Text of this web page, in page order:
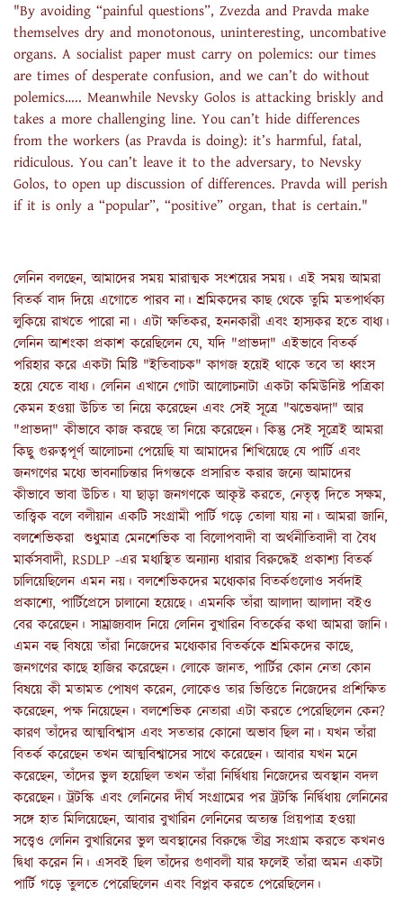
"By avoiding “painful questions”, Zvezda and Pravda make
themselves dry and monotonous, uninteresting, uncombative
organs. A socialist paper must carry on polemics: our times
are times of desperate confusion, and we can’t do without
polemics….. Meanwhile Nevsky Golos is attacking briskly and
takes a more challenging line. You can’t hide differences
from the workers (as Pravda is doing): it’s harmful, fatal,
ridiculous. You can’t leave it to the adversary, to Nevsky
Golos, to open up discussion of differences. Pravda will perish
if it is only a “popular”, “positive” organ, that is certain."
লেনিন বলছেন, আমাদের সময় মারাত্মক সংশয়ের সময়। এই সময় আমরা
বিতর্ক বাদ দিয়ে এগোতে পারব না। শ্রমিকদের কাছ থেকে তুমি মতপার্থক্য
লুকিয়ে রাখতে পারো না। এটা ক্ষতিকর, হননকারী এবং হাস্যকর হতে বাধ্য।
লেনিন আশংকা প্রকাশ করেছিলেন যে, যদি "প্রাভদা" এইভাবে বিতর্ক
পরিহার করে একটা মিষ্টি "ইতিবাচক" কাগজ হয়েই থাকে তবে তা ধ্বংস
হয়ে যেতে বাধ্য। লেনিন এখানে গোটা আলোচনাটা একটা কমিউনিষ্ট পত্রিকা
কেমন হওয়া উচিত তা নিয়ে করেছেন এবং সেই সূত্রে "ঝভেঝদা" আর
"প্রাভদা" কীভাবে কাজ করছে তা নিয়ে করেছেন। কিন্তু সেই সূত্রেই আমরা
কিছু গুরুত্বপূর্ণ আলোচনা পেয়েছি যা আমাদের শিখিয়েছে যে পার্টি এবং
জনগণের মধ্যে ভাবনাচিন্তার দিগন্তকে প্রসারিত করার জন্যে আমাদের
কীভাবে ভাবা উচিত। যা ছাড়া জনগণকে আকৃষ্ট করতে, নেতৃত্ব দিতে সক্ষম,
তাত্ত্বিক বলে বলীয়ান একটি সংগ্রামী পার্টি গড়ে তোলা যায় না। আমরা জানি,
বলশেভিকরা শুধুমাত্র মেনশেভিক বা বিলোপবাদী বা অর্থনীতিবাদী বা বৈধ
মার্কসবাদী, RSDLP -এর মধ্যস্থিত অন্যান্য ধারার বিরুদ্ধেই প্রকাশ্য বিতর্ক
চালিয়েছিলেন এমন নয়। বলশেভিকদের মধ্যেকার বিতর্কগুলোও সর্বদাই
প্রকাশ্যে, পার্টিপ্রেসে চালানো হয়েছে। এমনকি তাঁরা আলাদা আলাদা বইও
বের করেছেন। সাম্রাজ্যবাদ নিয়ে লেনিন বুখারিন বিতর্কের কথা আমরা জানি।
এমন বহু বিষয়ে তাঁরা নিজেদের মধ্যেকার বিতর্ককে শ্রমিকদের কাছে,
জনগণের কাছে হাজির করেছেন। লোকে জানত, পার্টির কোন নেতা কোন
বিষয়ে কী মতামত পোষণ করেন, লোকেও তার ভিত্তিতে নিজেদের প্রশিক্ষিত
করেছেন, পক্ষ নিয়েছেন। বলশেভিক নেতারা এটা করতে পেরেছিলেন কেন?
কারণ তাঁদের আত্মবিশ্বাস এবং সততার কোনো অভাব ছিল না। যখন তাঁরা
বিতর্ক করেছেন তখন আত্মবিশ্বাসের সাথে করেছেন। আবার যখন মনে
করেছেন, তাঁদের ভুল হয়েছিল তখন তাঁরা নির্দ্বিধায় নিজেদের অবস্থান বদল
করেছেন। ট্রটস্কি এবং লেনিনের দীর্ঘ সংগ্রামের পর ট্রটস্কি নির্দ্বিধায় লেনিনের
সঙ্গে হাত মিলিয়েছেন, আবার বুখারিন লেনিনের অত্যন্ত প্রিয়পাত্র হওয়া
সত্ত্বেও লেনিন বুখারিনের ভুল অবস্থানের বিরুদ্ধে তীব্র সংগ্রাম করতে কখনও
দ্বিধা করেন নি। এসবই ছিল তাঁদের গুণাবলী যার ফলেই তাঁরা অমন একটা
পার্টি গড়ে তুলতে পেরেছিলেন এবং বিপ্লব করতে পেরেছিলেন।